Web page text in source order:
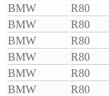
BMW
R80
BMW
R80
BMW
R80
BMW
R80
BMW
R80
BMW
R80